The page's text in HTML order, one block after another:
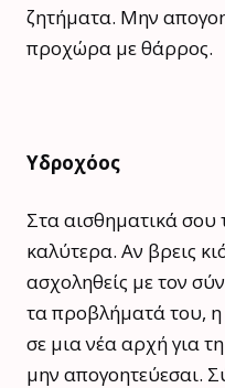
ζητήματα. Μην
προχώρα με θάρρος.
Υδροχόος
Στα αισθηματικά σου
καλύτερα. Αν βρεις
ασχοληθείς με τον
τα προβλήματά του, η
σε μια νέα αρχή για
μην απογοητεύεσαι.